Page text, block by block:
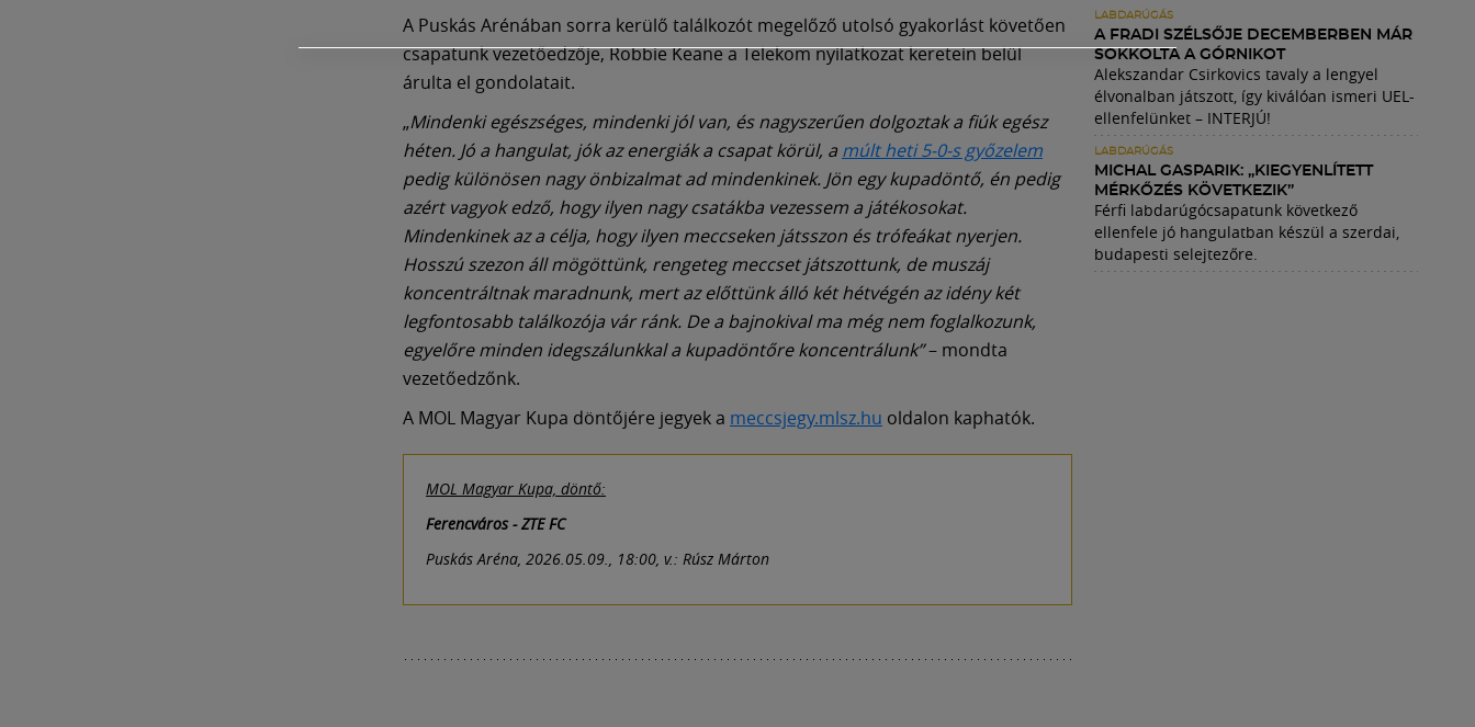
A Puskás Arénában sorra kerülő találkozót megelőző utolsó gyakorlást követően
csapatunk vezetőedzője, Robbie Keane a Telekom nyilatkozat keretein belül
árulta el gondolatait.
„Mindenki egészséges, mindenki jól van, és nagyszerűen dolgoztak a fiúk egész
héten. Jó a hangulat, jók az energiák a csapat körül, a múlt heti 5-0-s győzelem
pedig különösen nagy önbizalmat ad mindenkinek. Jön egy kupadöntő, én pedig
azért vagyok edző, hogy ilyen nagy csatákba vezessem a játékosokat.
Mindenkinek az a célja, hogy ilyen meccseken játsszon és trófeákat nyerjen.
Hosszú szezon áll mögöttünk, rengeteg meccset játszottunk, de muszáj
koncentráltnak maradnunk, mert az előttünk álló két hétvégén az idény két
legfontosabb találkozója vár ránk. De a bajnokival ma még nem foglalkozunk,
egyelőre minden idegszálunkkal a kupadöntőre koncentrálunk”– mondta
vezetőedzőnk.
A MOL Magyar Kupa döntőjére jegyek a meccsjegy.mlsz.hu oldalon kaphatók.
MOL Magyar Kupa, döntő:
Ferencváros - ZTE FC
Puskás Aréna, 2026.05.09., 18:00, v.: Rúsz Márton
LABDARÚGÁS
A FRADI SZÉLSŐJE DECEMBERBEN MÁR
SOKKOLTA A GÓRNIKOT
Alekszandar Csirkovics tavaly a lengyel
élvonalban játszott, így kiválóan ismeri UEL-
ellenfelünket – INTERJÚ!
LABDARÚGÁS
MICHAL GASPARIK: „KIEGYENLÍTETT
MÉRKŐZÉS KÖVETKEZIK”
Férfi labdarúgócsapatunk következő
ellenfele jó hangulatban készül a szerdai,
budapesti selejtezőre.